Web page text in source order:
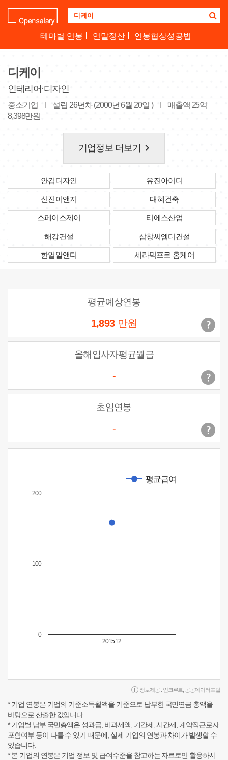
업
명
세
요
테마별 연봉 연말정산 연봉협상성공법
디케이
인테리어·디자인
중소기업 설립 26년차 (2000년 6월 20일 )
매출액 25억
8,398만원
기업정보 더보기 keyboard_arrow_right
안김디자인 유진아이디
신진이앤지 대혜건축
스페이스제이 티에스산업
해강건설 삼창씨엠디건설
한얼알앤디 세라믹프로 홈케어
평균예상연봉
1,893 만원
올해입사자평균월급
-
초임연봉
-
평균급여
2015.12
0
100
200
정보제공 : 인크루트 공공데이터포털
* 기업 연봉은 기업의 기준소득월액을 기준으로 납부한 국민연금 총액을
바탕으로 산출한 값입니다.
* 기업별 납부 국민총액은 성과급, 비과세액, 기간제, 시간제, 계약직근로자
포함여부 등이 다를 수 있기 때문에, 실제 기업의 연봉과 차이가 발생할 수
있습니다.
* 본 기업의 연봉은 기업 정보 및 급여수준을 참고하는 자료로만 활용하시